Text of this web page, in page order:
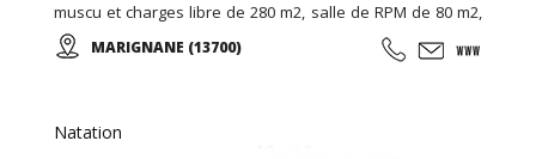
muscu et charges libre de 280 m2, salle de RPM de 80 m2,
salle de cross training de 120m2, espace garderie enfant
de 100m2, espace bar et détente avec billard et babyfoot
individuelle de 100m2, ...
MARIGNANE (13700)
Natation